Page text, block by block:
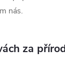
nás.
za